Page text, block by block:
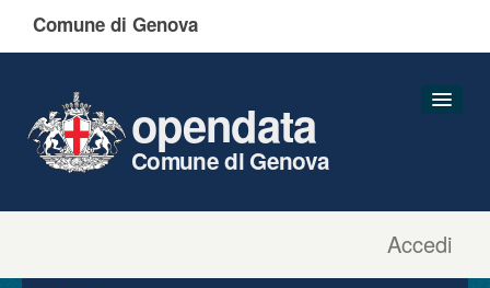
Comune di Genova
Accedi
opendata
Comune di Genova